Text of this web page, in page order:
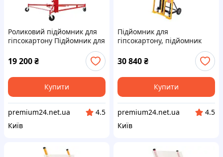
Роликовий підйомник для
гіпсокартону Підйомник для
Підйомник для
гіпсокартонних плит
Підйомник для Vevor
19 200₴
Купити
premium24.net.ua
4.5
Київ
Підйомник для
гіпсокартону, підйомник
панелей 68 кг для монтажу
на стелю та стіну,
одноосібний підйомник для
гіпсокартону, Vevor
30 840₴
Купити
premium24.net.ua
4.5
Київ